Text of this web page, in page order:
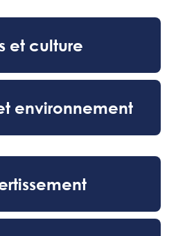
et culture
environnement